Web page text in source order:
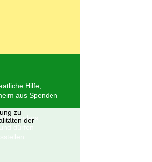
Hilfe,
aus Spenden
besonders
dürfen
zu
der